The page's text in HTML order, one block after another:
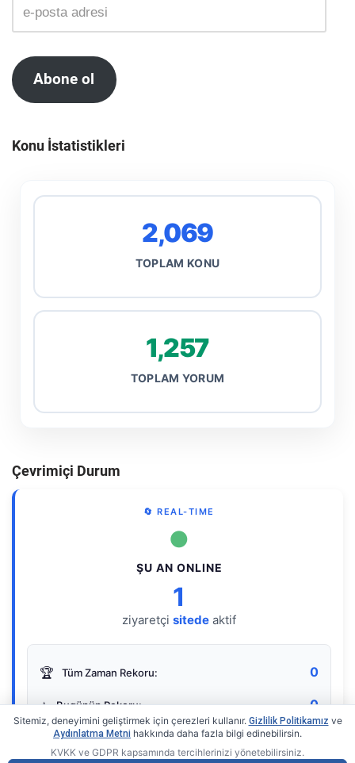
Abone ol
Konu İstatistikleri
2,069
TOPLAM KONU
1,257
TOPLAM YORUM
Çevrimiçi Durum
🔄 REAL-TIME
●
ŞU AN ONLINE
1
ziyaretçi sitede aktif
🏆 Tüm Zaman Rekoru: 0
⭐ Bugünün Rekoru: 0
Sitemiz, deneyimini geliştirmek için çerezleri kullanır. Gizlilik Politikamız ve
Aydınlatma Metni hakkında daha fazla bilgi edinebilirsin.
KVKK ve GDPR kapsamında tercihlerinizi yönetebilirsiniz.